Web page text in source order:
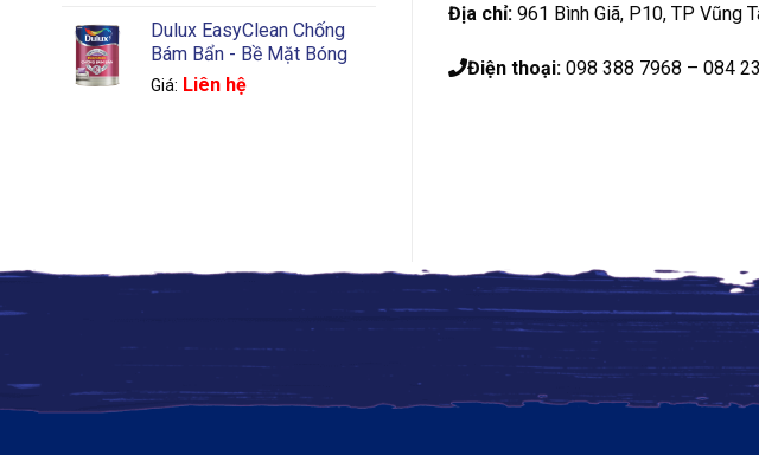
Dulux EasyClean Chống
Bám Bẩn - Bề Mặt Bóng
Giá: Liên hệ
Địa chỉ: 961 Bình Giã, P10, TP Vũng
Điện thoại: 098 388 7968 – 084